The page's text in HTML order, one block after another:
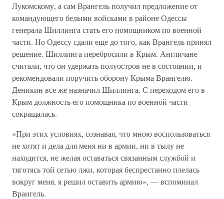
Лукомскому, а сам Врангель получил предложение от
командующего белыми войсками в районе Одессы
генерала Шиллинга стать его помощником по военной
части. Но Одессу сдали еще до того, как Врангель принял
решение. Шиллинга перебросили в Крым. Англичане
считали, что он удержать полуостров не в состоянии, и
рекомендовали поручить оборону Крыма Врангелю.
Деникин все же назначил Шиллинга. С переходом его в
Крым должность его помощника по военной части
сокращалась.
«При этих условиях, сознавая, что мною воспользоваться
не хотят и дела для меня ни в армии, ни в тылу не
находится, не желая оставаться связанным службой и
тяготясь той сетью лжи, которая беспрестанно плелась
вокруг меня, я решил оставить армию», — вспоминал
Врангель.